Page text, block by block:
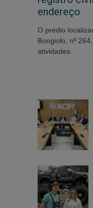
endereço
O prédio
Bongiolo, nº
atividades.